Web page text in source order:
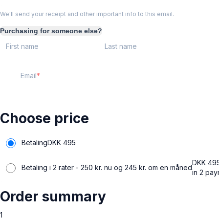
We'll send your receipt and other important info to this email.
Purchasing for someone else?
First name Last name
Email
Choose price
BetalingDKK 495
Betaling i 2 rater - 250 kr. nu og 245 kr. om en måned
DKK
in 2
Order summary
1